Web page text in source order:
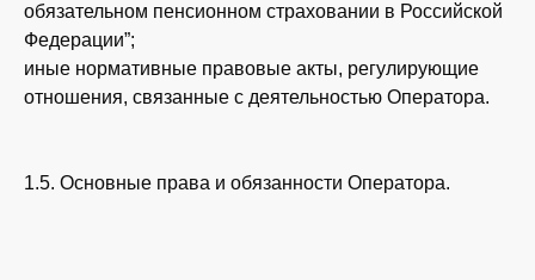
обязательном пенсионном страховании в Российской
Федерации”;
иные нормативные правовые акты, регулирующие
отношения, связанные с деятельностью Оператора.
1.5. Основные права и обязанности Оператора.